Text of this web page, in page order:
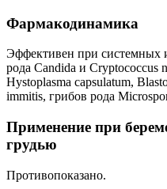
Фармакодинамика
Эффективен при системных
рода Candida и Cryptococcus
Hystoplasma capsulatum,
immitis, грибов рода
Применение при
грудью
Противопоказано.